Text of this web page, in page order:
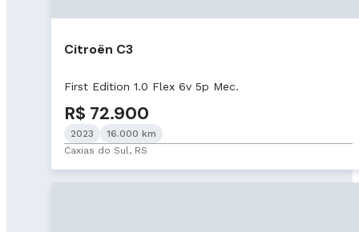
Citroën C3
First Edition 1.0 Flex 6v 5p Mec.
R$ 72.900
2023
16.000 km
Caxias do Sul, RS